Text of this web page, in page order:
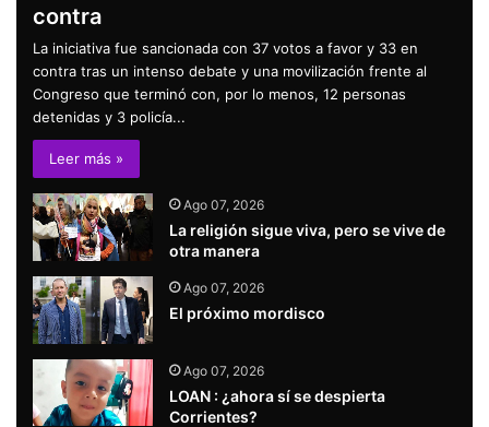
contra
La iniciativa fue sancionada con 37 votos a favor y 33 en
contra tras un intenso debate y una movilización frente al
Congreso que terminó con, por lo menos, 12 personas
detenidas y 3 policía...
Leer más »
Ago 07, 2026
La religión sigue viva, pero se vive de
otra manera
Ago 07, 2026
El próximo mordisco
Ago 07, 2026
LOAN : ¿ahora sí se despierta
Corrientes?